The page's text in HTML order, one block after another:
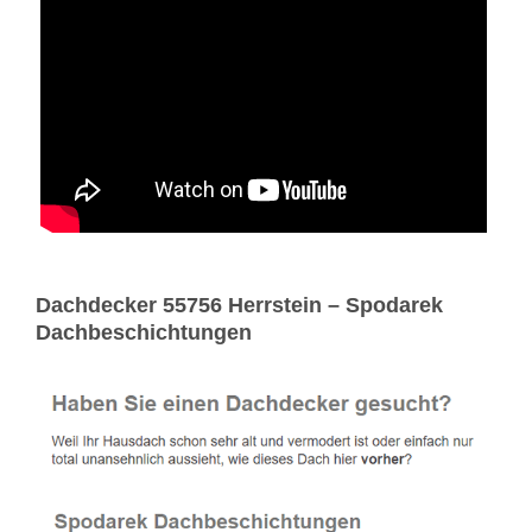
Dachdecker 55756 Herrstein – Spodarek
Dachbeschichtungen